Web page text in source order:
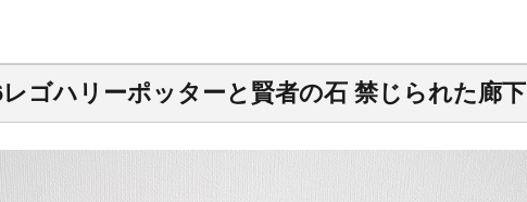
ゴハリーポッターと賢者の石 禁じられた廊下